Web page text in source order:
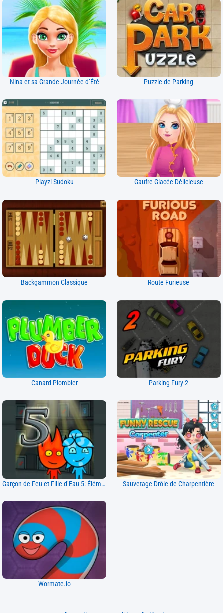
Nina et sa Grande Journée d’Été Puzzle de Parking
Playzi Sudoku Gaufre Glacée Délicieuse
Backgammon Classique Route Furieuse
Canard Plombier Parking Fury 2
Garçon de Feu et Fille d’Eau 5: Éléments Sauvetage Drôle de Charpentière
Wormate.io